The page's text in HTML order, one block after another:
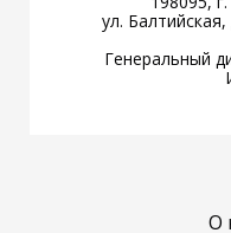
ул.
Генеральный
О